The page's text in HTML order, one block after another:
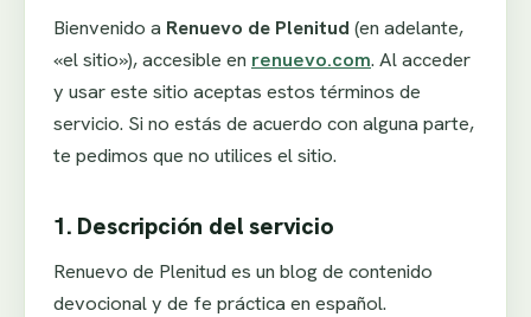
Bienvenido a Renuevo de Plenitud (en adelante,
«el sitio»), accesible en renuevo.com. Al acceder
y usar este sitio aceptas estos términos de
servicio. Si no estás de acuerdo con alguna parte,
te pedimos que no utilices el sitio.
1. Descripción del servicio
Renuevo de Plenitud es un blog de contenido
devocional y de fe práctica en español.